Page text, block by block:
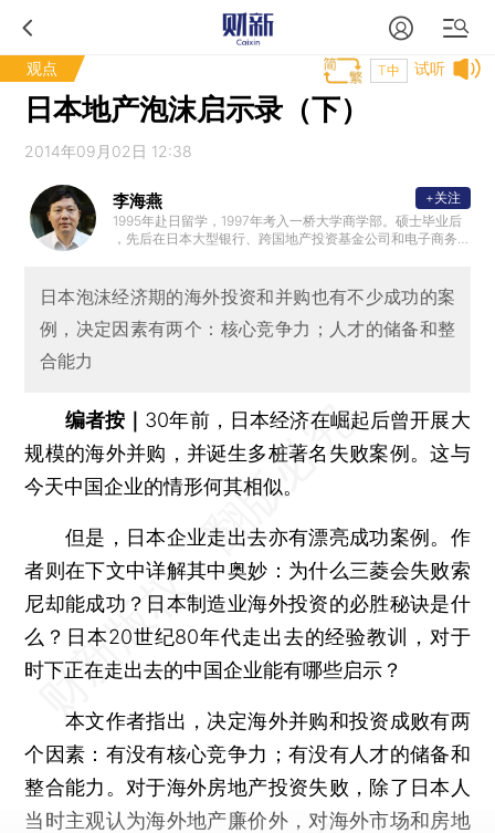
观点 试听
T中
日本地产泡沫启示录（下）
2014年09月02日 12:38
李海燕
1995年赴日留学，1997年考入一桥大学商学部。硕士毕业后
，先后在日本大型银行、跨国地产投资基金公司和电子商务
京城士科技有限公司工作。现任香港艾德金融集团日本代表
。著有《回望平成时代的日本经济》《逆势增长力》《日本
突围》等。
+关注
日本泡沫经济期的海外投资和并购也有不少成功的案
例，决定因素有两个：核心竞争力；人才的储备和整
合能力
编者按｜ 30年前，日本经济在崛起后曾开展大
规模的海外并购，并诞生多桩著名失败案例。这与
今天中国企业的情形何其相似。
但是，日本企业走出去亦有漂亮成功案例。作
者则在下文中详解其中奥妙：为什么三菱会失败索
尼却能成功？日本制造业海外投资的必胜秘诀是什
么？日本20世纪80年代走出去的经验教训，对于
时下正在走出去的中国企业能有哪些启示？
本文作者指出，决定海外并购和投资成败有两
个因素：有没有核心竞争力；有没有人才的储备和
整合能力。对于海外房地产投资失败，除了日本人
当时主观认为海外地产廉价外，对海外市场和房地